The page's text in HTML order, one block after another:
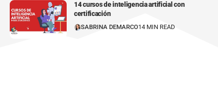
14 cursos de inteligencia artificial con
certificación
SABRINA DEMARCO14 MIN READ